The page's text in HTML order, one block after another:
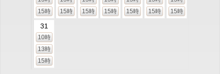
15時
15時
15時
15時
15時
15時
15時
31
10時
13時
15時